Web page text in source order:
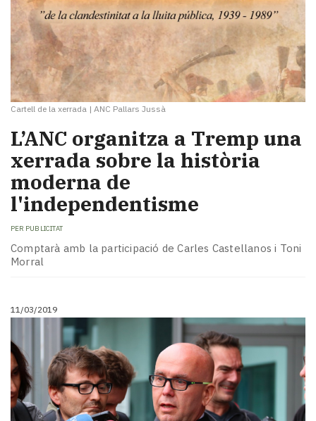
Cartell de la xerrada | ANC Pallars Jussà
L’ANC organitza a Tremp una
xerrada sobre la història
moderna de
l'independentisme
PER PUBLICITAT
Comptarà amb la participació de Carles Castellanos i Toni
Morral
11/03/2019